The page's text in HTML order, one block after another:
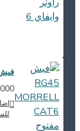
فيش RG45 MORRELL CAT6 مفتوح
17,000 دينار عراقي
اضافة